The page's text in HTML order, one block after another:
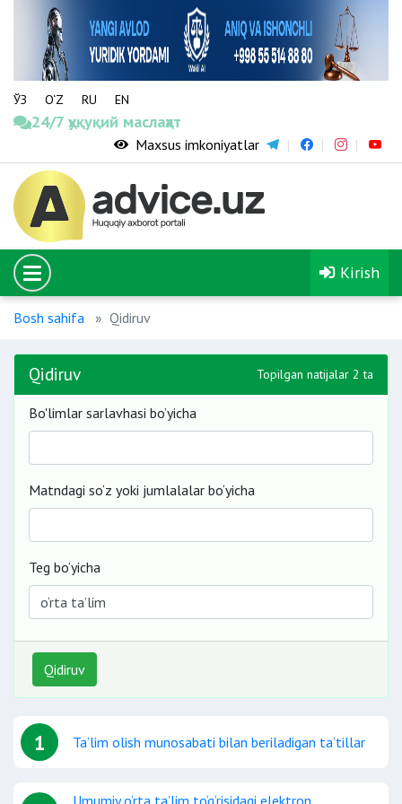
ЎЗ O‘Z RU EN
24/7 ҳуқуқий маслаҳат
Maxsus imkoniyatlar
Kirish
Bosh sahifa Qidiruv
Qidiruv Topilgan natijalar 2 ta
Bo'limlar sarlavhasi bo’yicha
Matndagi so‘z yoki jumlalalar bo‘yicha
Teg bo‘yicha
Qidiruv
1 Ta’lim olish munosabati bilan beriladigan ta’tillar
Umumiy o‘rta ta’lim to‘g‘risidagi elektron